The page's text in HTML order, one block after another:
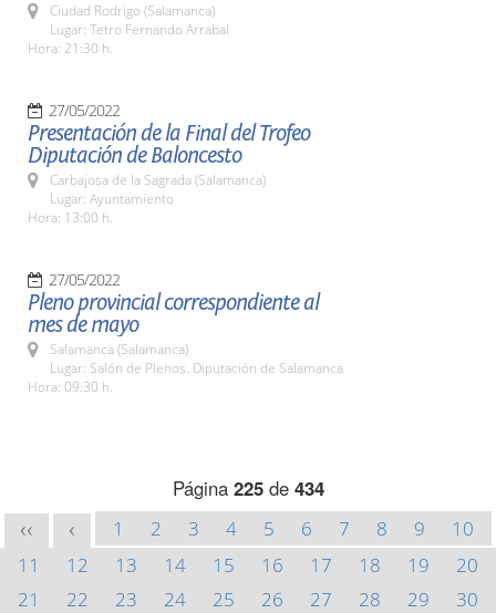
Ciudad Rodrigo (Salamanca)
Lugar: Tetro Fernando Arrabal
Hora: 21:30 h.
27/05/2022
Presentación de la Final del Trofeo
Diputación de Baloncesto
Carbajosa de la Sagrada (Salamanca)
Lugar: Ayuntamiento
Hora: 13:00 h.
27/05/2022
Pleno provincial correspondiente al
mes de mayo
Salamanca (Salamanca)
Lugar: Salón de Plenos. Diputación de Salamanca
Hora: 09:30 h.
Página 225de 434
<< < 1 2 3 4 5 6 7 8 9
10
11
12 13 14 15 16 17 18 19
20
21
22 23 24 25 26 27 28 29
30